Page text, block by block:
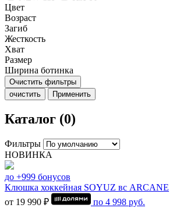
Цвет
Возраст
Загиб
Жесткость
Хват
Размер
Ширина ботинка
Очистить фильтры
очистить
Применить
Каталог (0)
Фильтры
НОВИНКА
до +999 бонусов
Клюшка хоккейная SOYUZ вс ARCANE
от 19 990 ₽
по 4 998 руб.